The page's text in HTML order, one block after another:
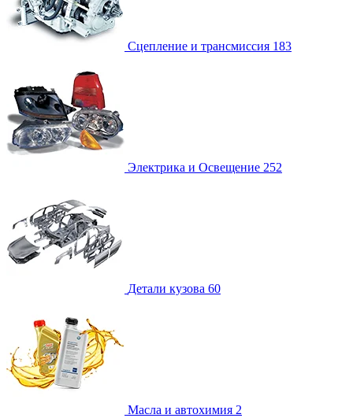
Сцепление и трансмиссия 183
Электрика и Освещение 252
Детали кузова 60
Масла и автохимия 2